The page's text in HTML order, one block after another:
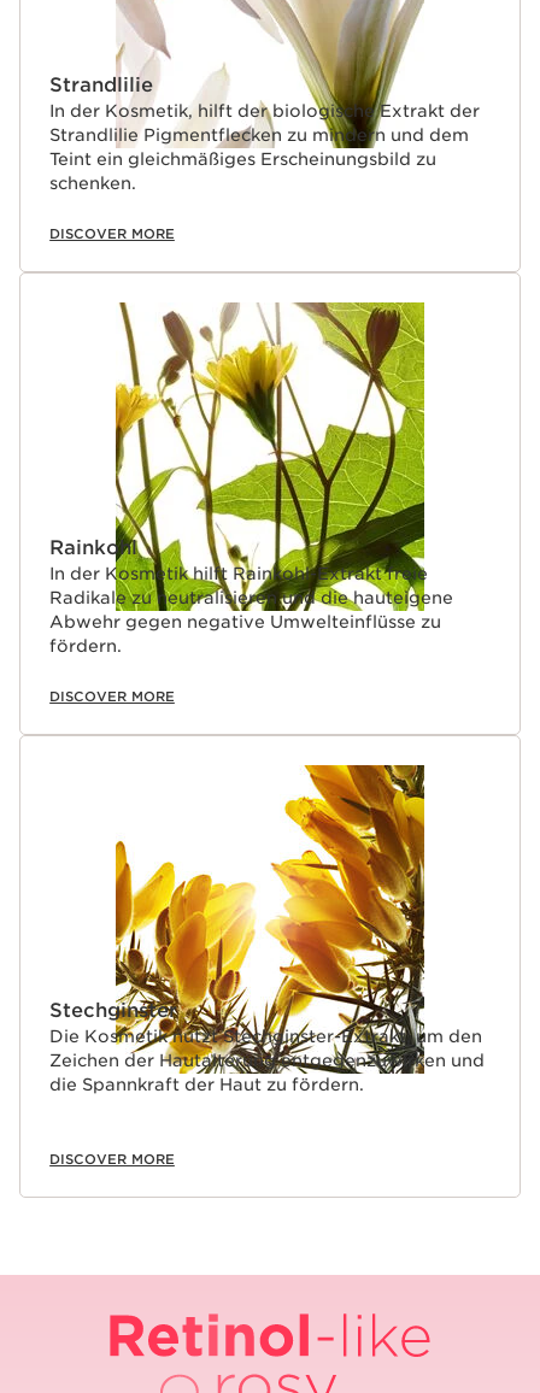
Strandlilie
In der Kosmetik, hilft der biologische Extrakt der
Strandlilie Pigmentflecken zu mindern und dem
Teint ein gleichmäßiges Erscheinungsbild zu
schenken.
DISCOVER MORE
Rainkohl
In der Kosmetik hilft Rainkohl-Extrakt freie
Radikale zu neutralisieren und die hauteigene
Abwehr gegen negative Umwelteinflüsse zu
fördern.
DISCOVER MORE
Stechginster
Die Kosmetik nutzt Stechginster-Extrakt, um den
Zeichen der Hautalterung entgegenzuwirken und
die Spannkraft der Haut zu fördern.
DISCOVER MORE